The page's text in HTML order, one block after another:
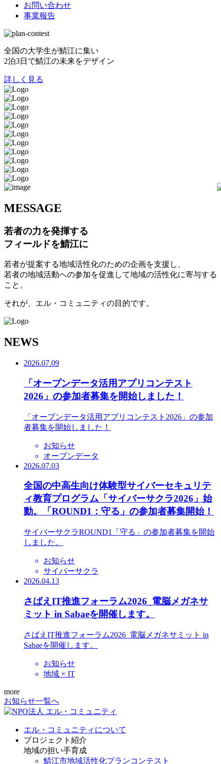
お問い合わせ
事業報告
全国の大学生が鯖江に集い
2泊3日で鯖江の未来をデザイン
詳しく見る
MESSAGE
若者の力を発揮する
フィールドを鯖江に
若者が提案する地域活性化のための企画を支援し、
若者の地域活動への参加を促進して地域の活性化に寄与する
こと。
それが、エル・コミュニティの目的です。
NEWS
2026.07.09
「オープンデータ活用アプリコンテスト
2026」の参加者募集を開始しました！
「オープンデータ活用アプリコンテスト2026」の参加
者募集を開始しました！
お知らせ
オープンデータ
2026.07.03
全国の中高生向け体験型サイバーセキュリテ
ィ教育プログラム「サイバーサクラ2026」始
動。「ROUND1：守る」の参加者募集開始！
サイバーサクラROUND1「守る」の参加者募集を開始
しました。
お知らせ
サイバーサクラ
2026.04.13
さばえIT推進フォーラム2026_電脳メガネサ
ミット in Sabaeを開催します。
さばえIT推進フォーラム2026_電脳メガネサミット in
Sabaeを開催します。
お知らせ
地域 × IT
more
お知らせ一覧へ
エル・コミュニティについて
プロジェクト紹介
地域の担い手育成
鯖江市地域活性化プランコンテスト